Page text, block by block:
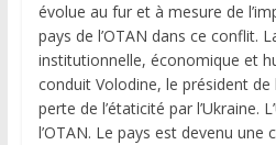
évolue au fur et à mesure de
pays de l’OTAN dans ce conflit.
institutionnelle, économique et
conduit Volodine, le président
perte de l’étaticité par l’Ukraine.
l’OTAN. Le pays est devenu une